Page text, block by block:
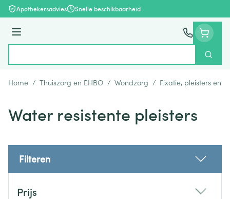
Ga naar de inhoud
Apothekersadvies Snelle beschikbaarheid
Menu
Zoek
Home / Thuiszorg en EHBO / Wondzorg / Fixatie, pleisters en
Water resistente pleisters
Filteren
Prijs